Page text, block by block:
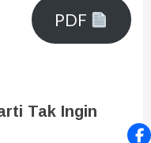
PDF
Tak Ingin